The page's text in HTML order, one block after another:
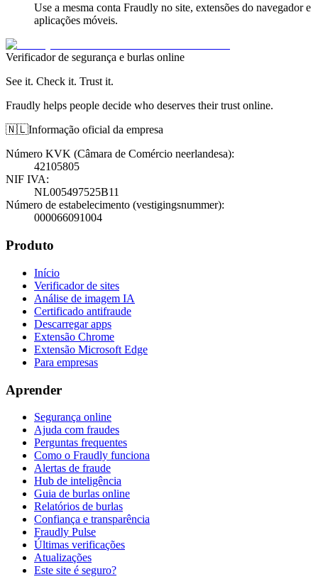
Use a mesma conta Fraudly no site, extensões do navegador e
aplicações móveis.
Verificador de segurança e burlas online
See it. Check it. Trust it.
Fraudly helps people decide who deserves their trust online.
🇳🇱Informação oficial da empresa
Número KVK (Câmara de Comércio neerlandesa):
42105805
NIF IVA:
NL005497525B11
Número de estabelecimento (vestigingsnummer):
000066091004
Produto
Início
Verificador de sites
Análise de imagem IA
Certificado antifraude
Descarregar apps
Extensão Chrome
Extensão Microsoft Edge
Para empresas
Aprender
Segurança online
Ajuda com fraudes
Perguntas frequentes
Como o Fraudly funciona
Alertas de fraude
Hub de inteligência
Guia de burlas online
Relatórios de burlas
Confiança e transparência
Fraudly Pulse
Últimas verificações
Atualizações
Este site é seguro?